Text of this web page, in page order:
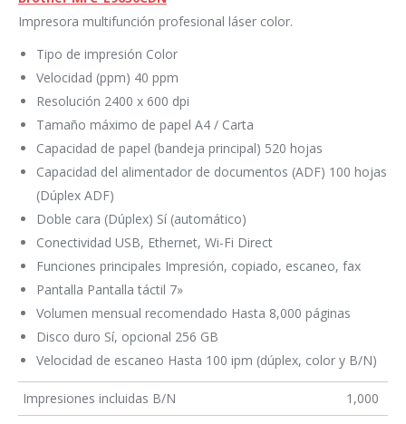
Impresora multifunción profesional láser color.
Tipo de impresión Color
Velocidad (ppm) 40 ppm
Resolución 2400 x 600 dpi
Tamaño máximo de papel A4 / Carta
Capacidad de papel (bandeja principal) 520 hojas
Capacidad del alimentador de documentos (ADF) 100 hojas
(Dúplex ADF)
Doble cara (Dúplex) Sí (automático)
Conectividad USB, Ethernet, Wi-Fi Direct
Funciones principales Impresión, copiado, escaneo, fax
Pantalla Pantalla táctil 7»
Volumen mensual recomendado Hasta 8,000 páginas
Disco duro Sí, opcional 256 GB
Velocidad de escaneo Hasta 100 ipm (dúplex, color y B/N)
Impresiones incluidas B/N
1,000